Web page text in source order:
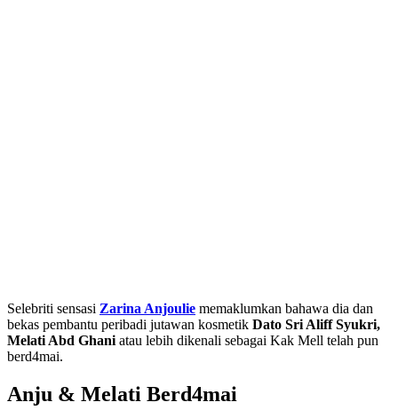
Selebriti sensasi Zarina Anjoulie memaklumkan bahawa dia dan
bekas pembantu peribadi jutawan kosmetik Dato Sri Aliff Syukri,
Melati Abd Ghani atau lebih dikenali sebagai Kak Mell telah pun
berd4mai.
Anju & Melati Berd4mai